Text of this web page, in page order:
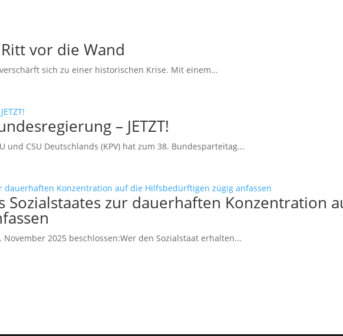
vor die Wand
sich zu einer historischen Krise. Mit einem...
– JETZT!
CSU Deutschlands (KPV) hat zum 38. Bundesparteitag...
Sozialstaates zur dauerhaften Konzentration
2025 beschlossen:Wer den Sozialstaat erhalten...